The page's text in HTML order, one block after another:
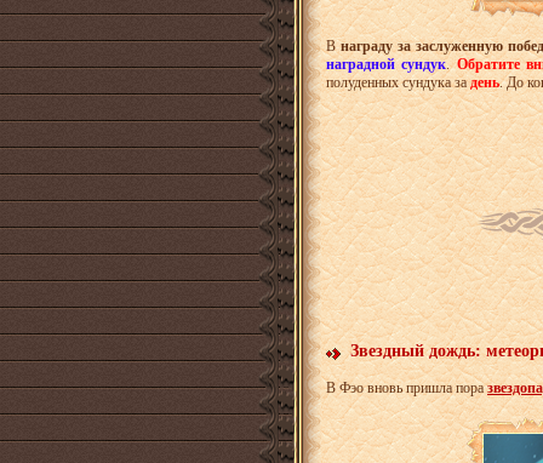
Внаграду за заслуженную
наградной сундук.Обратите
полуденных сундука задень.До
Звездный дождь:
В Фэо вновь пришла пора